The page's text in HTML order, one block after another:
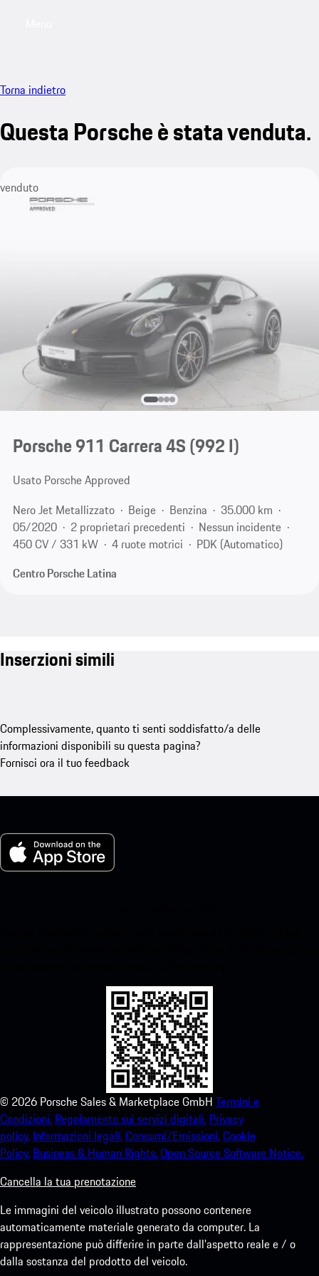
Torna indietro
Questa Porsche è stata venduta.
venduto
Porsche 911 Carrera 4S(992 I)
Usato Porsche Approved
Nero Jet Metallizzato
Beige Benzina
35.000 km
05/2020
2 proprietari precedenti
Nessun incidente
450 CV / 331 kW
4 ruote motrici
PDK (Automatico)
Centro Porsche Latina
Inserzioni simili
Complessivamente, quanto ti senti soddisfatto/a delle
informazioni disponibili su questa pagina?
Fornisci ora il tuo feedback
© 2026 Porsche Sales & Marketplace GmbH Termini e
Condizioni. Regolamento sui servizi digitali. Privacy
policy. Informazioni legali.Consumi/Emissioni.Cookie
Policy. Business & Human Rights.Open Source Software Notice.
Cancella la tua prenotazione
Le immagini del veicolo illustrato possono contenere
automaticamente materiale generato da computer. La
rappresentazione può differire in parte dall'aspetto reale e / o
dalla sostanza del prodotto del veicolo.